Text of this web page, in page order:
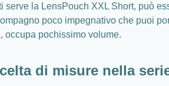
serve la LensPouch XXL Short, può
poco impegnativo che puoi
occupa pochissimo volume.
di misure nella